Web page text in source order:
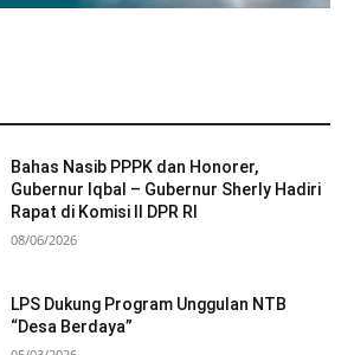
Bahas Nasib PPPK dan Honorer,
Gubernur Iqbal – Gubernur Sherly Hadiri
Rapat di Komisi II DPR RI
08/06/2026
LPS Dukung Program Unggulan NTB
“Desa Berdaya”